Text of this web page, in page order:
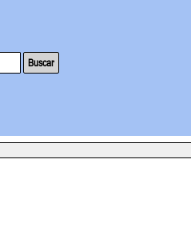
Buscar